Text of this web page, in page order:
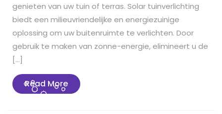
genieten van uw tuin of terras. Solar tuinverlichting
biedt een milieuvriendelijke en energiezuinige
oplossing om uw buitenruimte te verlichten. Door
gebruik te maken van zonne-energie, elimineert u de
[…]
Read MoreRead
More